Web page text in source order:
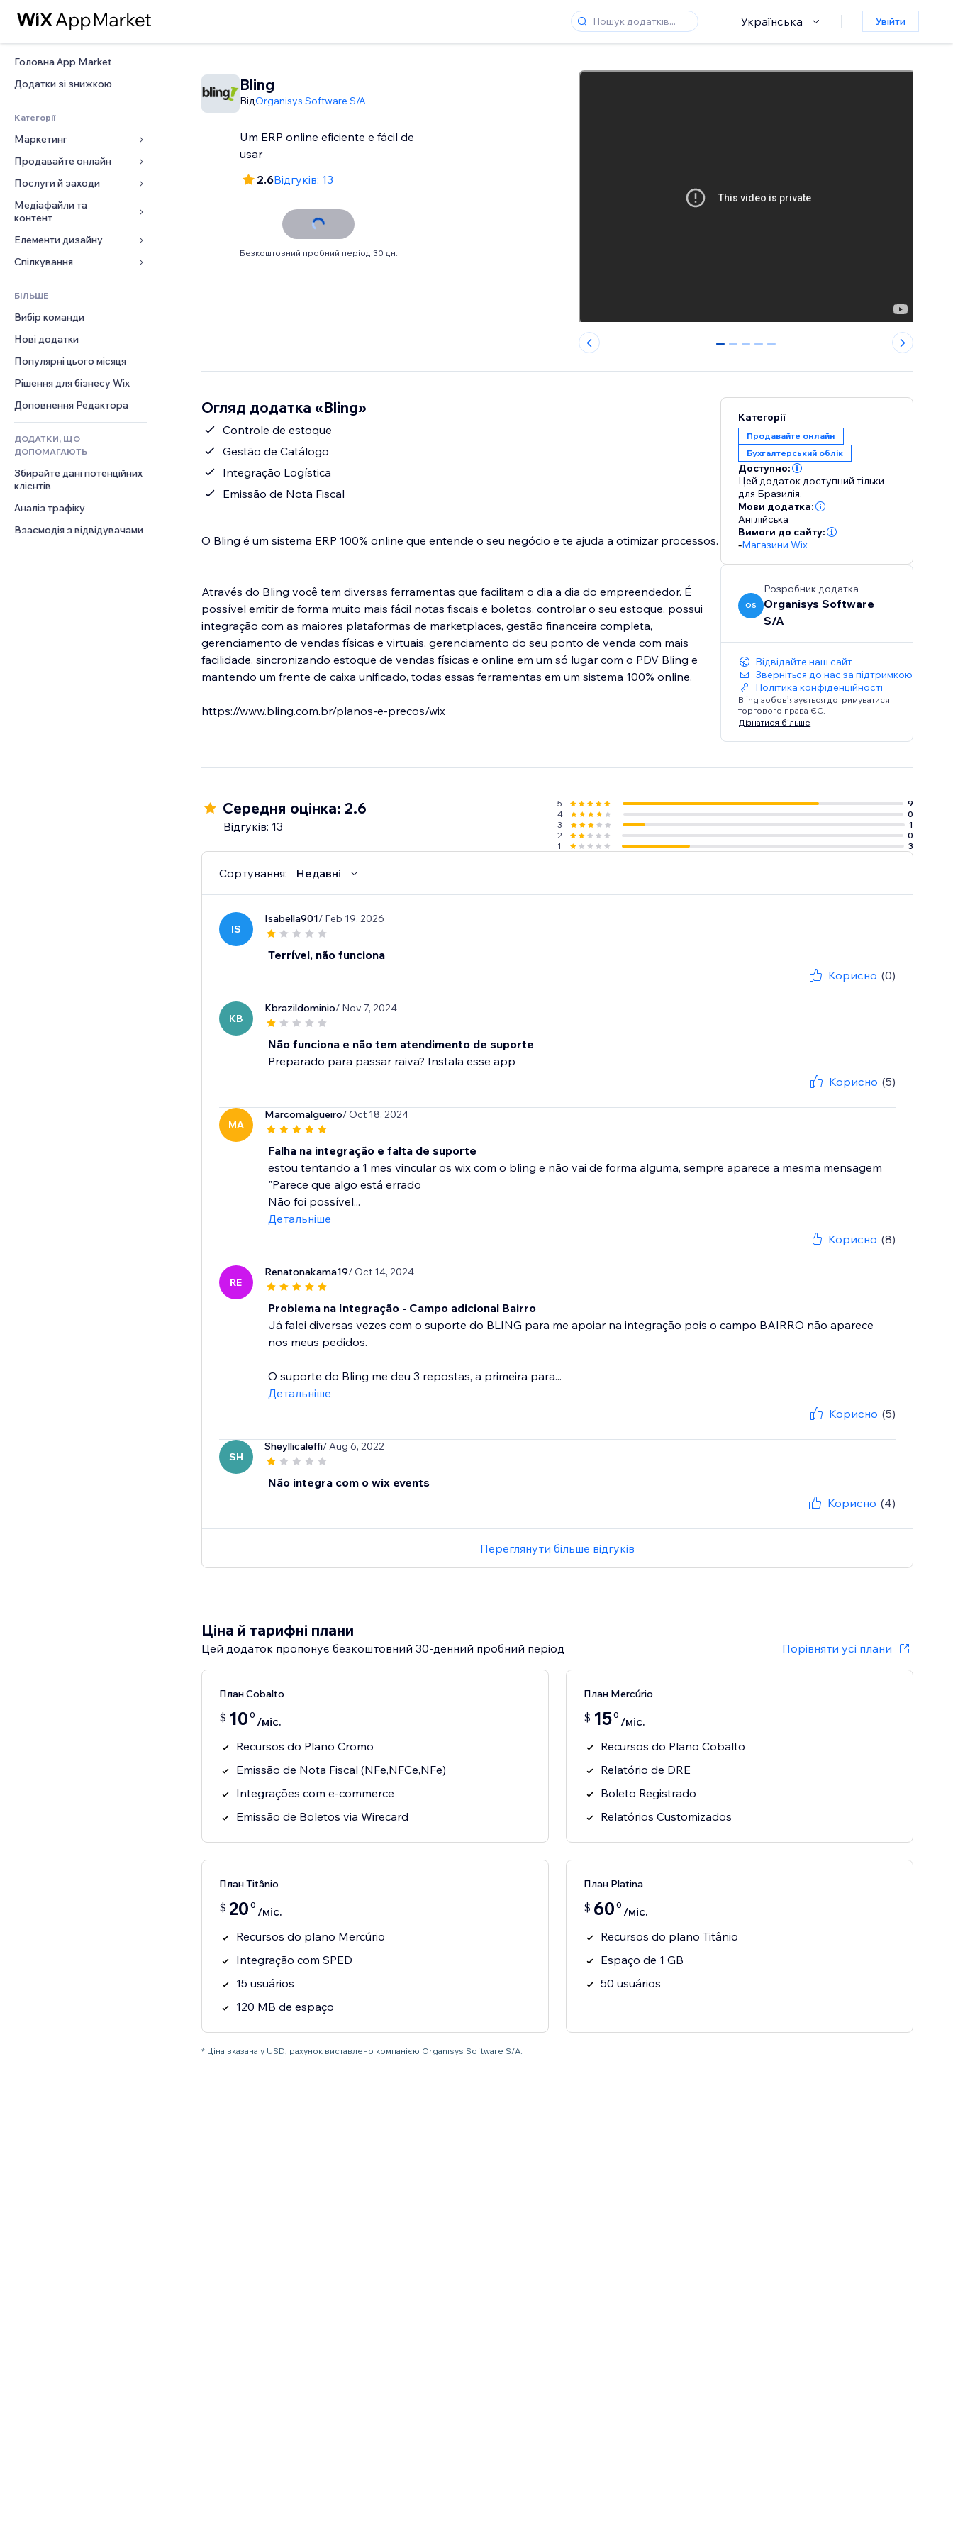
Українська Увійти
Головна App Market
Додатки зі знижкою
Категорії
Маркетинг
Реклама
Мобільний
Аналітика
Соцмережі
SEO
Залучення
Розміщення сайту
Ел. пошта
Конверсія
Продавайте онлайн
Додатки для магазинів
Надсилання та доставка
Кнопки продажу
Онлайн‑курси
Друк на замовлення
Бухгалтерський облік
Купони й лояльність
Рішення для складів
Дропшипінг
Тарифні плани й підписки
Краудфандинг
Їжа та напої
Послуги й заходи
Готелі
Заходи
Ресторани
Нерухомість
Медіафайли та
контент
Галерея
Музика
Подкасти
Фотографія
Відео
PDF
Обмін файлами
Новини
Елементи дизайну
Карти й навігація
Конфіденційність і безпека
Годинник
Шаблони сторінок
Ефекти зображення
Кнопки та меню
Банери та бейджі
Калькулятори
Пошук
Погода
Графіки й таблиці
Форми
Опитування
Чат
Коментарі
Телефон
Спільнота
Відгуки
CRM
БІЛЬШЕ
Вибір команди
Нові додатки
Популярні цього місяця
Рішення для бізнесу Wix
Доповнення Редактора
ДОДАТКИ, ЩО
ДОПОМАГАЮТЬ
Збирайте дані потенційних
клієнтів
Аналіз трафіку
Взаємодія з відвідувачами
Bling
ВідOrganisys Software S/A
Um ERP online eficiente e fácil de
usar
2.6Відгуків: 13
Безкоштовний пробний період 30 дн.
0 1 2 3 4
Огляд додатка «Bling»
Controle de estoque
Gestão de Catálogo
Integração Logística
Emissão de Nota Fiscal
O Bling é um sistema ERP 100% online que entende o seu negócio e te ajuda a otimizar processos.
Através do Bling você tem diversas ferramentas que facilitam o dia a dia do empreendedor. É
possível emitir de forma muito mais fácil notas fiscais e boletos, controlar o seu estoque, possui
integração com as maiores plataformas de marketplaces, gestão financeira completa,
gerenciamento de vendas físicas e virtuais, gerenciamento do seu ponto de venda com mais
facilidade, sincronizando estoque de vendas físicas e online em um só lugar com o PDV Bling e
mantendo um frente de caixa unificado, todas essas ferramentas em um sistema 100% online.
https://www.bling.com.br/planos-e-precos/wix
Категорії
Продавайте онлайн
Бухгалтерський облік
Доступно:
Цей додаток доступний тільки
для Бразилія.
Мови додатка:
Англійська
Вимоги до сайту:
-Магазини Wix
OS
Розробник додатка
Organisys Software
S/A
Відвідайте наш сайт
Зверніться до нас за підтримкою
Політика конфіденційності
Bling зобов’язується дотримуватися
торгового права ЄС.
Дізнатися більше
Середня оцінка: 2.6
Відгуків: 13
5
9
4
0
3
1
2
0
1
3
Сортування: Недавні
IS
Isabella901/ Feb 19, 2026
Terrível, não funciona
Корисно (0)
KB
Kbrazildominio/ Nov 7, 2024
Não funciona e não tem atendimento de suporte
Preparado para passar raiva? Instala esse app
Корисно (5)
MA
Marcomalgueiro/ Oct 18, 2024
Falha na integração e falta de suporte
estou tentando a 1 mes vincular os wix com o bling e não vai de forma alguma, sempre aparece a mesma mensagem
"Parece que algo está errado
Não foi possível...
Детальніше
Корисно (8)
RE
Renatonakama19/ Oct 14, 2024
Problema na Integração - Campo adicional Bairro
Já falei diversas vezes com o suporte do BLING para me apoiar na integração pois o campo BAIRRO não aparece
nos meus pedidos.
O suporte do Bling me deu 3 repostas, a primeira para...
Детальніше
Корисно (5)
SH
Sheyllicaleffi/ Aug 6, 2022
Não integra com o wix events
Корисно (4)
Переглянути більше відгуків
Ціна й тарифні плани
Цей додаток пропонує безкоштовний 30‑денний пробний період Порівняти усі плани
План Cobalto
$ 10 0 /міс.
Recursos do Plano Cromo
Emissão de Nota Fiscal (NFe,NFCe,NFe)
Integrações com e-commerce
Emissão de Boletos via Wirecard
План Mercúrio
$ 150 /міс.
Recursos do Plano Cobalto
Relatório de DRE
Boleto Registrado
Relatórios Customizados
План Titânio
$ 20 0 /міс.
Recursos do plano Mercúrio
Integração com SPED
15 usuários
120 MB de espaço
План Platina
$ 60 0 /міс.
Recursos do plano Titânio
Espaço de 1 GB
50 usuários
* Ціна вказана у USD, рахунок виставлено компанією Organisys Software S/A.